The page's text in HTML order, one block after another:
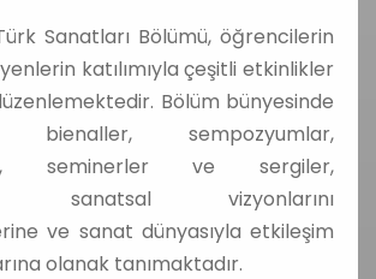
Sanatları Bölümü, öğrencilerin
katılımıyla çeşitli etkinlikler
Bölüm bünyesinde
bienaller, sempozyumlar,
seminerler ve sergiler,
sanatsal vizyonlarını
ve sanat dünyasıyla etkileşim
olanak tanımaktadır.